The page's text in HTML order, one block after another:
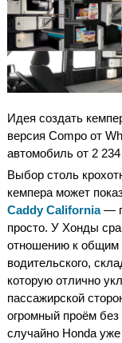
Идея создать
версия Compo от
автомобиль от 2
Выбор столь
кемпера может
Caddy California—
просто. У Хонды
отношению к общим
водительского,
которую отлично
пассажирской
огромный проём
случайно Honda